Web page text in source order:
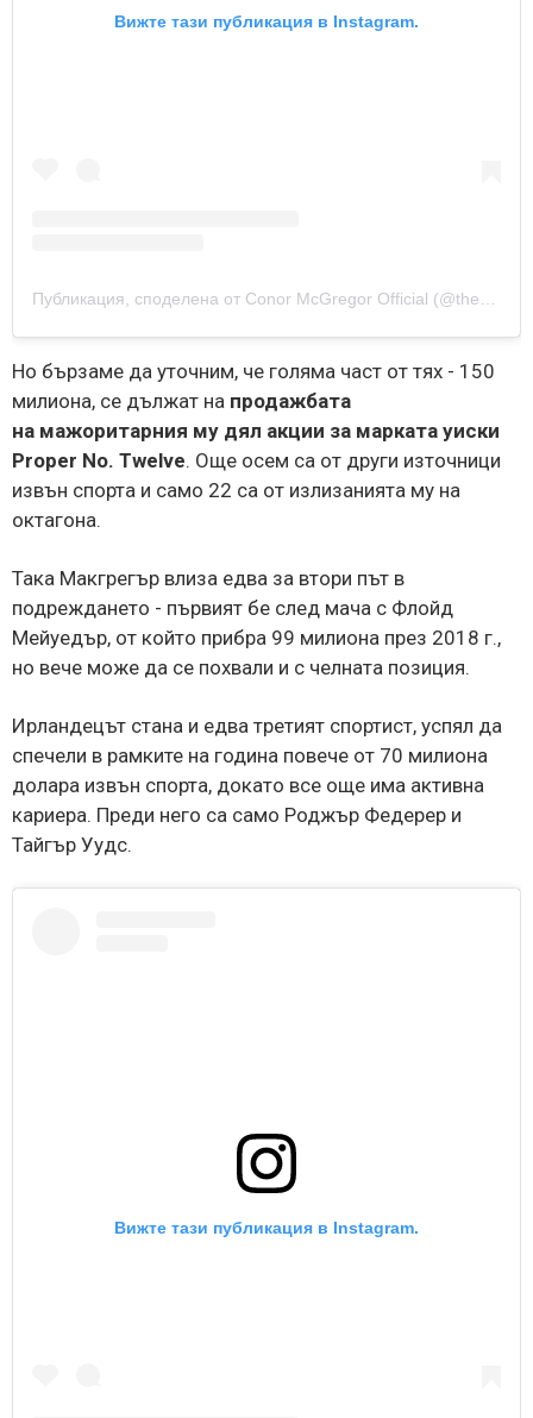
Вижте тази публикация в Instagram.
Публикация, споделена от Conor McGregor Official (@thenotoriousmma)
Но бързаме да уточним, че голяма част от тях - 150
милиона, се дължат на продажбата
на мажоритарния му дял акции за марката уиски
Proper No. Twelve. Още осем са от други източници
извън спорта и само 22 са от излизанията му на
октагона.
Така Макгрегър влиза едва за втори път в
подреждането - първият бе след мача с Флойд
Мейуедър, от който прибра 99 милиона през 2018 г.,
но вече може да се похвали и с челната позиция.
Ирландецът стана и едва третият спортист, успял да
спечели в рамките на година повече от 70 милиона
долара извън спорта, докато все още има активна
кариера. Преди него са само Роджър Федерер и
Тайгър Уудс.
Вижте тази публикация в Instagram.